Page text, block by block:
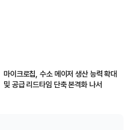
마이크로칩, 수소 메이저 생산 능력 확대
및 공급 리드타임 단축 본격화 나서